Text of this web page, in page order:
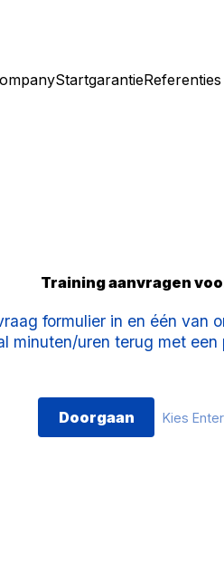
StartgarantieReferenties
Training aanvragen
formulier in en één van
minuten/uren terug met een
Doorgaan Kies